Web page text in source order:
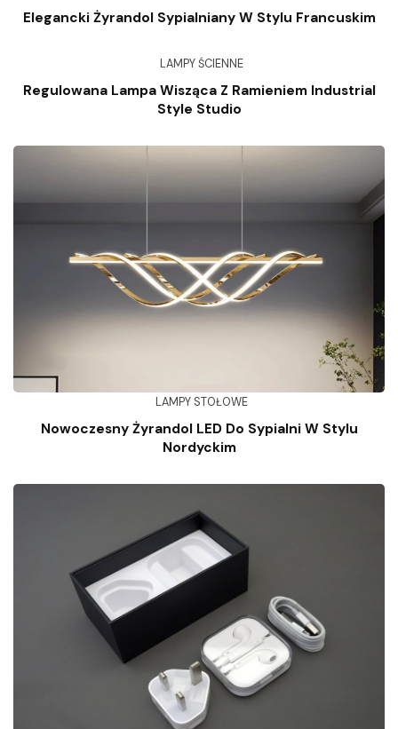
Elegancki Żyrandol Sypialniany W Stylu Francuskim
LAMPY ŚCIENNE
Regulowana Lampa Wisząca Z Ramieniem Industrial
Style Studio
LAMPY STOŁOWE
Nowoczesny Żyrandol LED Do Sypialni W Stylu
Nordyckim